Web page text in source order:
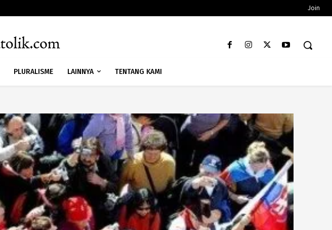
Join
PLURALISME LAINNYA TENTANG KAMI